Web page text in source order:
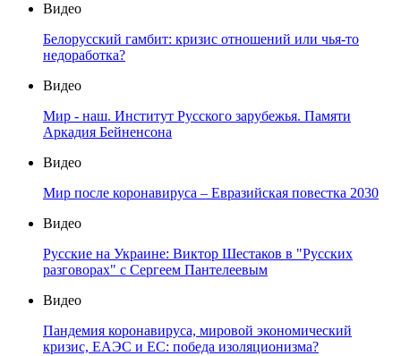
Видео
Белорусский гамбит: кризис отношений или чья-то
недоработка?
Видео
Мир - наш. Институт Русского зарубежья. Памяти
Аркадия Бейненсона
Видео
Мир после коронавируса – Евразийская повестка 2030
Видео
Русские на Украине: Виктор Шестаков в "Русских
разговорах" с Сергеем Пантелеевым
Видео
Пандемия коронавируса, мировой экономический
кризис, ЕАЭС и ЕС: победа изоляционизма?